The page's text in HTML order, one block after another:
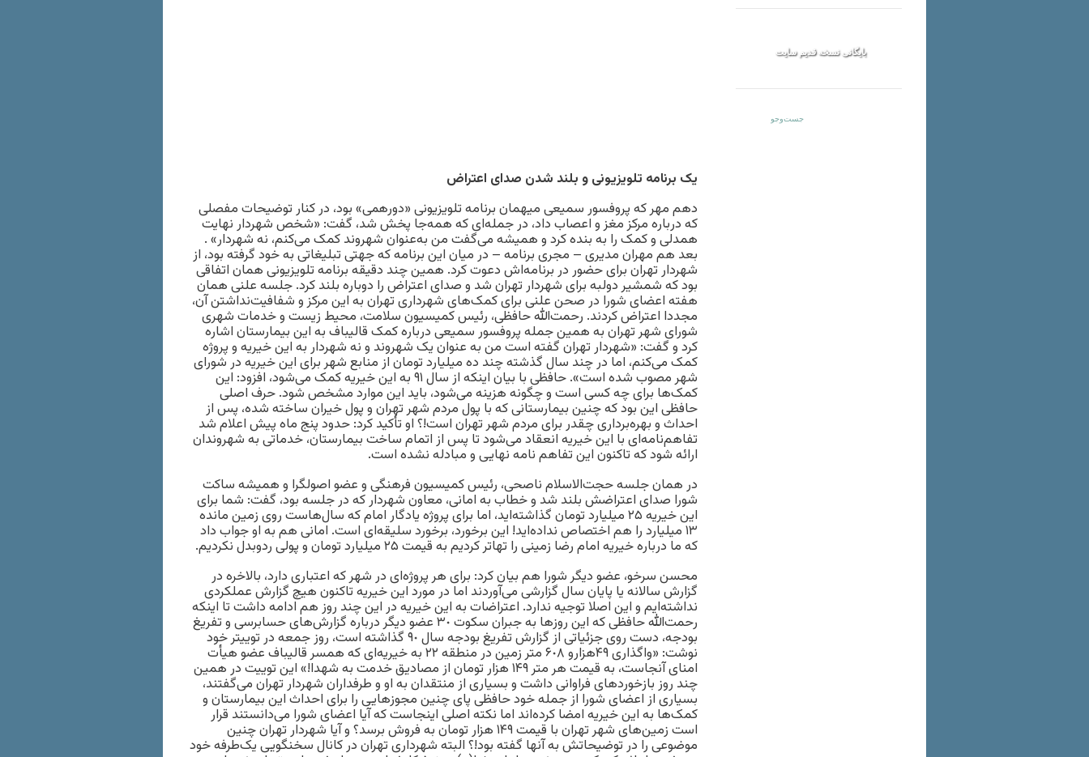
یک برنامه تلویزیونی و بلند شدن صدای اعتراض
دهم مهر که پروفسور سمیعی میهمان برنامه تلویزیونی «دورهمی» بود، در کنار توضیحات مفصلی
که درباره مرکز مغز و اعصاب داد، در جمله‌ای که همه‌جا پخش شد، گفت: «شخص شهردار نهایت
همدلی و کمک را به بنده کرد و همیشه می‌گفت من به‌عنوان شهروند کمک می‌کنم، نه شهردار» .
بعد هم مهران مدیری – مجری برنامه – در میان این برنامه که جهتی تبلیغاتی به خود گرفته بود، از
شهردار تهران برای حضور در برنامه‌اش دعوت کرد. همین چند دقیقه برنامه تلویزیونی همان اتفاقی
بود که شمشیر دولبه برای شهردار تهران شد و صدای اعتراض را دوباره بلند کرد. جلسه علنی همان
هفته اعضای شورا در صحن علنی برای کمک‌های شهرداری تهران به این مرکز و شفافیت‌‌نداشتن آن،
مجددا اعتراض کردند. رحمت‌الله حافظی، رئیس کمیسیون سلامت، محیط زیست و خدمات شهری
شورای شهر تهران به همین جمله پروفسور سمیعی درباره کمک قالیباف به این بیمارستان اشاره
کرد و گفت: «شهردار تهران گفته است من به عنوان یک شهروند و نه شهردار به این خیریه و پروژه
کمک می‌کنم، اما در چند سال گذشته چند ده میلیارد تومان از منابع شهر برای این خیریه در شورای
شهر مصوب شده است». حافظی با بیان اینکه از سال ۹۱ به این خیریه کمک می‌شود، افزود: این
کمک‌ها برای چه کسی است و چگونه هزینه می‌شود، باید این موارد مشخص شود. حرف اصلی
حافظی این بود که چنین بیمارستانی که با پول مردم شهر تهران و پول خیران ساخته شده، پس از
احداث و بهره‌برداری چقدر برای مردم شهر تهران است!؟ او تأکید کرد: حدود پنج‌ ماه پیش اعلام شد
تفاهم‌نامه‌ای با این خیریه انعقاد می‌شود تا پس از اتمام ساخت بیمارستان، خدماتی به شهروندان
ارائه شود که تاکنون این تفاهم نامه نهایی و مبادله نشده است.
در همان جلسه حجت‌الاسلام ناصحی، رئیس کمیسیون فرهنگی و عضو اصولگرا و همیشه ساکت
شورا صدای اعتراضش بلند شد و خطاب به امانی، معاون شهردار که در جلسه بود، گفت: شما برای
این خیریه ٢۵ میلیارد تومان گذاشته‌اید، اما برای پروژه یادگار امام که سال‌هاست روی زمین مانده
١٣ میلیارد را هم اختصاص نداده‌اید! این برخورد، برخورد سلیقه‌ای است. امانی هم به او جواب داد
که ما درباره خیریه امام رضا زمینی را تهاتر کردیم به قیمت ٢۵ میلیارد تومان و پولی ردوبدل نکردیم.
محسن سرخو، عضو دیگر شورا هم بیان کرد: برای هر پروژه‌ای در شهر که اعتباری دارد، بالاخره در
گزارش سالانه یا پایان سال گزارشی می‌آوردند اما در مورد این خیریه تاکنون هیچ گزارش عملکردی
نداشته‌ایم و این اصلا توجیه ندارد. اعتراضات به این خیریه در این چند روز هم ادامه داشت تا اینکه
رحمت‌الله حافظی که این روزها به جبران سکوت ٣٠ عضو دیگر درباره گزارش‌های حسابرسی و تفریغ
بودجه، دست روی جزئیاتی از گزارش تفریغ بودجه سال ٩٠ گذاشته است، روز جمعه در توییتر خود
نوشت: «واگذاری ۴٩هزارو ۶٠٨ متر زمین در منطقه ٢٢ به خیریه‌ای که همسر قالیباف عضو هیأت
امنای آنجاست، به قیمت هر متر ١۴٩ هزار تومان از مصادیق خدمت به شهدا!» این توییت در همین
چند روز بازخوردهای فراوانی داشت و بسیاری از منتقدان به او و طرفداران شهردار تهران می‌گفتند،
بسیاری از اعضای شورا از جمله خود حافظی پای چنین مجوزهایی را برای احداث این بیمارستان و
کمک‌ها به این خیریه امضا کرده‌‌اند اما نکته اصلی اینجاست که آیا اعضای شورا می‌دانستند قرار
است زمین‌های شهر تهران با قیمت ١۴٩ هزار تومان به فروش برسد؟ و آیا شهردار تهران چنین
موضوعی را در توضیحاتش به آنها گفته بود!؟ البته شهرداری تهران در کانال سخنگویی یک‌طرفه خود
بایگانی نسخه قدیم سایت